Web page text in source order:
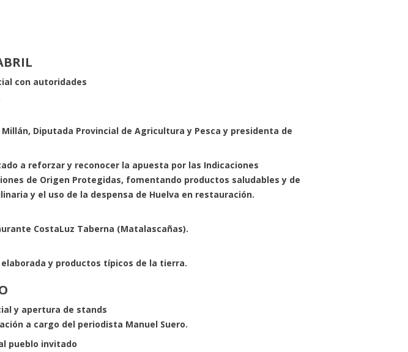
con autoridades
Diputada Provincial de Agricultura y Pesca y presidenta de
a reforzar y reconocer la apuesta por las Indicaciones
de Origen Protegidas, fomentando productos saludables y de
y el uso de la despensa de Huelva en restauración.
CostaLuz Taberna (Matalascañas).
y productos típicos de la tierra.
y apertura de stands
a cargo del periodista Manuel Suero.
pueblo invitado